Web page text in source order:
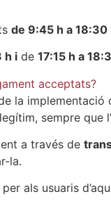
de 9:45 h a 18:30
h i de 17:15 h a
acceptats?
la implementació
sempre
a través de
la.
als usuaris